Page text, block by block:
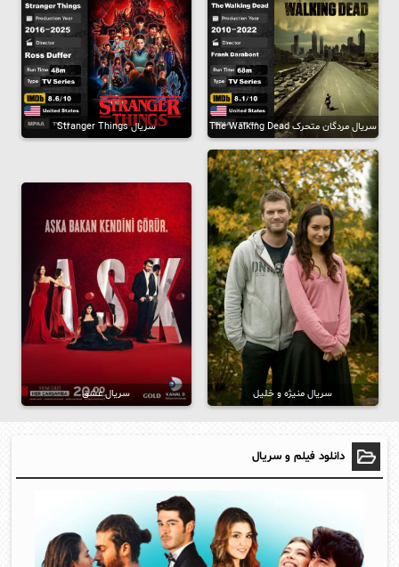
سریال مردگان متحرک The Walking Dead سریال Stranger Things
سریال منیژه و خلیل سریال عشق
دانلود فیلم و سریال